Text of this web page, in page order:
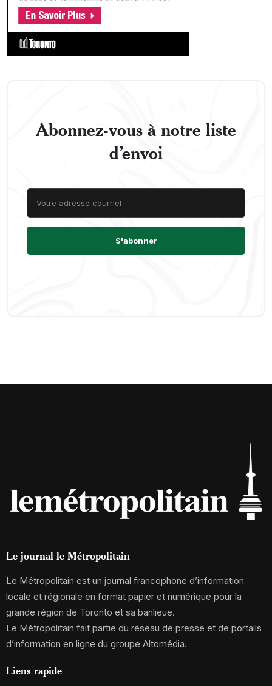
Abonnez-vous à notre liste
d’envoi
Le journal le Métropolitain
Le Métropolitain est un journal francophone d’information
locale et régionale en format papier et numérique pour la
grande région de Toronto et sa banlieue.
Le Métropolitain fait partie du réseau de presse et de portails
d’information en ligne du groupe Altomédia.
Liens rapide